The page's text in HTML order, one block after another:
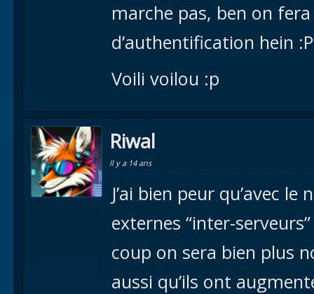
marche pas, ben on
d’authentification hein :P
Voili voilou :p
Riwal
Il y a 14 ans
J’ai bien peur qu’avec
externes “inter-
coup on sera bien plus
aussi qu’ils ont